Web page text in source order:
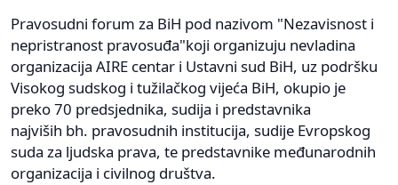
Pravosudni forum za BiH pod nazivom "Nezavisnost i
nepristranost pravosuđa"koji organizuju nevladina
organizacija AIRE centar i Ustavni sud BiH, uz podršku
Visokog sudskog i tužilačkog vijeća BiH, okupio je
preko 70 predsjednika, sudija i predstavnika
najviših bh. pravosudnih institucija, sudije Evropskog
suda za ljudska prava, te predstavnike međunarodnih
organizacija i civilnog društva.